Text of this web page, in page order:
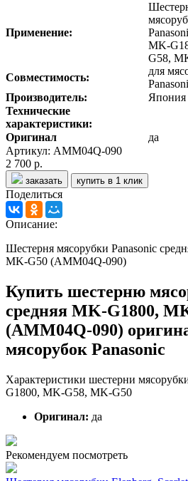
Применение:
MK-
G58,
Совместимость:
для
Производитель:
Япония
Технические
характеристики:
Оригинал
да
Артикул: AMM04Q-090
2 700 р.
заказать купить в 1 клик
Поделиться
Описание:
Шестерня мясорубки Panasonic
MK-G50 (AMM04Q-090)
Купить шестерню
средняя MK-G1800,
(AMM04Q-090)
мясорубок Panasonic
Характеристики шестерни
G1800, MK-G58, MK-G50
Оригинал: да
Рекомендуем посмотреть